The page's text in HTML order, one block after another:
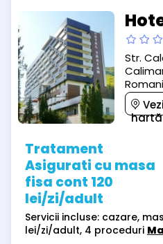
Str.
hartă
Tratament
Asigurati cu masa
fisa cont 120
lei/zi/adult
Servicii incluse: cazare,
lei/zi/adult, 4 proceduri